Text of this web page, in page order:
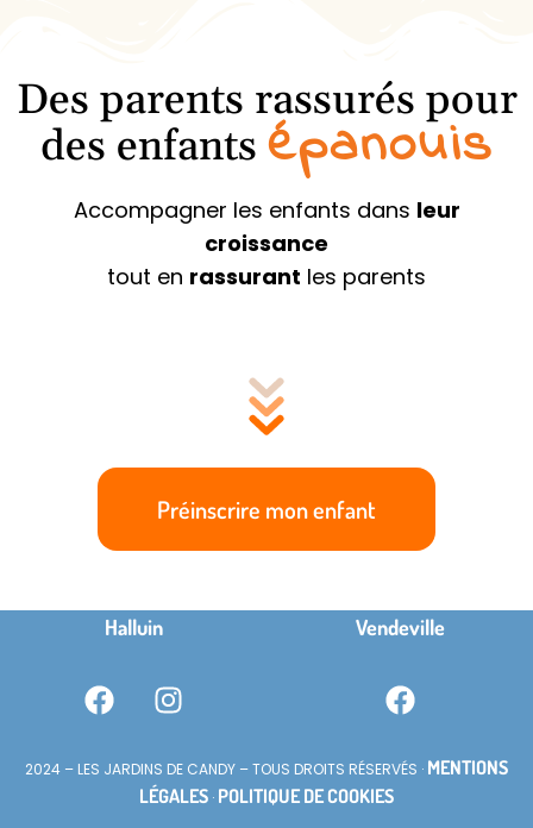
Des parents rassurés pour
des enfants épanouis
Accompagner les enfants dans leur
croissance
tout en rassurant les parents
Préinscrire mon enfant
Halluin Vendeville
2024 – LES JARDINS DE CANDY – TOUS DROITS RÉSERVÉS · MENTIONS
LÉGALES · POLITIQUE DE COOKIES